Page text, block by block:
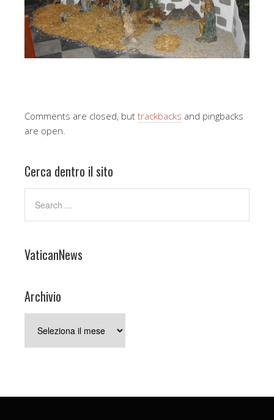
Comments are closed, but trackbacks and pingbacks
are open.
Cerca dentro il sito
VaticanNews
Archivio